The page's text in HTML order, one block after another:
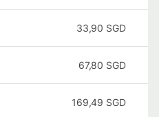
33,90 SGD
67,80 SGD
169,49 SGD